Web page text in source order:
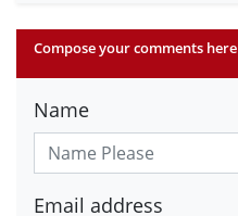
Compose your comments here
Name
Email address